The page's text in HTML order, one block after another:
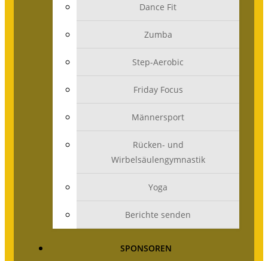
Dance Fit
Zumba
Step-Aerobic
Friday Focus
Männersport
Rücken- und
Wirbelsäulengymnastik
Yoga
Berichte senden
SPONSOREN